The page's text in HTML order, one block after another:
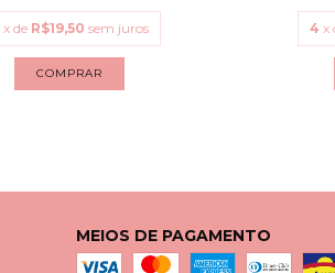
x de R$19,50 sem juros
COMPRAR
4 x
MEIOS DE PAGAMENTO